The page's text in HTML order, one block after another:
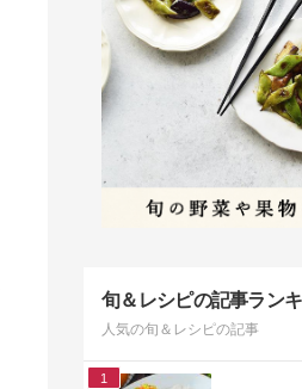
旬＆レシピの記事ラン
人気の旬＆レシピの記事
1